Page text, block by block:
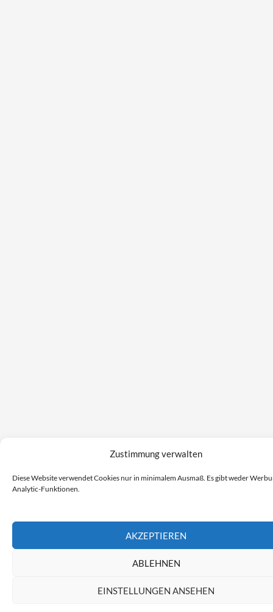
Zustimmung verwalten
Diese Website verwendet Cookies nur in minimalem Ausmaß. Es gibt weder
Analytic-Funktionen.
AKZEPTIEREN
ABLEHNEN
EINSTELLUNGEN ANSEHEN